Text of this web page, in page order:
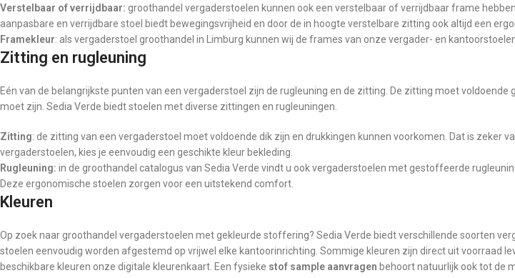
Verstelbaar of verrijdbaar: groothandel vergaderstoelen kunnen ook een verstelbaar of verrijdbaar frame
aanpasbare en verrijdbare stoel biedt bewegingsvrijheid en door de in hoogte verstelbare zitting ook altijd een
Framekleur: als vergaderstoel groothandel in Limburg kunnen wij de frames van onze vergader- en
Zitting en rugleuning
Eén van de belangrijkste punten van een vergaderstoel zijn de rugleuning en de zitting. De zitting moet
moet zijn. Sedia Verde biedt stoelen met diverse zittingen en rugleuningen.
Zitting: de zitting van een vergaderstoel moet voldoende dik zijn en drukkingen kunnen voorkomen. Dat is zeker
vergaderstoelen, kies je eenvoudig een geschikte kleur bekleding.
Rugleuning: in de groothandel catalogus van Sedia Verde vindt u ook vergaderstoelen met gestoffeerde
Deze ergonomische stoelen zorgen voor een uitstekend comfort.
Kleuren
Op zoek naar groothandel vergaderstoelen met gekleurde stoffering? Sedia Verde biedt verschillende soorten
stoelen eenvoudig worden afgestemd op vrijwel elke kantoorinrichting. Sommige kleuren zijn direct uit voorraad
beschikbare kleuren onze digitale kleurenkaart. Een fysieke stof sample aanvragen behoort natuurlijk ook tot de